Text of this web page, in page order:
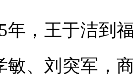
，王于洁到福
敏、刘突军，